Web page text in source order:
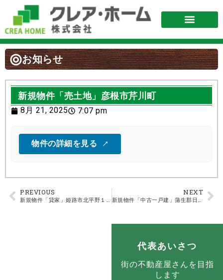
お知らせ
新規物件「売土地」彦根市芹川町
8月 21, 2025 7:07 pm
物件の詳細を見る
PREVIOUS
新規物件「貸家」姫路市北平野１丁目
NEXT
新規物件「中古一戸建」蒲生郡日野町大字大窪（椿野台）
代表あいさつ
街の不動産屋さんを目指
します